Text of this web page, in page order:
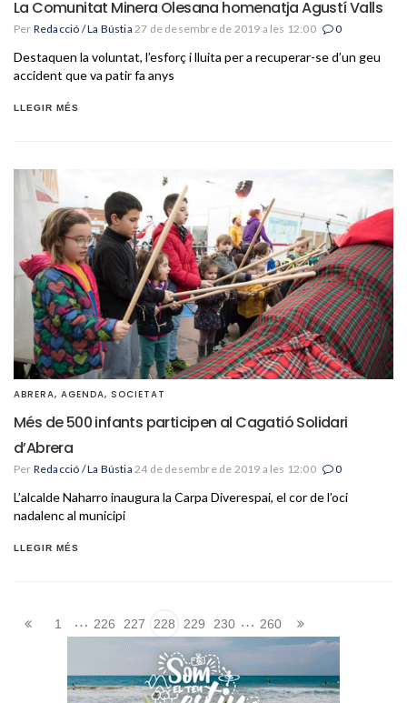
La Comunitat Minera Olesana homenatja Agustí Valls
Per Redacció / La Bústia 27 de desembre de 2019 a les 12:00 0
Destaquen la voluntat, l’esforç i lluita per a recuperar-se d’un geu
accident que va patir fa anys
LLEGIR MÉS
ABRERA, AGENDA, SOCIETAT
Més de 500 infants participen al Cagatió Solidari
d’Abrera
Per Redacció / La Bústia 24 de desembre de 2019 a les 12:00 0
L’alcalde Naharro inaugura la Carpa Diverespai, el cor de l’oci
nadalenc al municipi
LLEGIR MÉS
1 … 226 227 228 229 230 … 260